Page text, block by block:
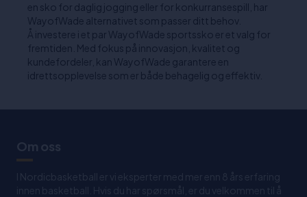
en sko for daglig jogging eller for konkurransespill, har
WayofWade alternativet som passer ditt behov.
Å investere i et par WayofWade sportssko er et valg for
fremtiden. Med fokus på innovasjon, kvalitet og
kundefordeler, kan WayofWade garantere en
idrettsopplevelse som er både behagelig og effektiv.
Om oss
I Nordicbasketball er vi eksperter med mer enn 8 års erfaring
innen basketball. Hvis du har spørsmål, er du velkommen til å